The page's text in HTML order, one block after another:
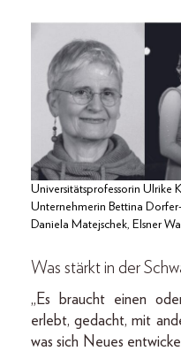
Universitätsprofessorin Ulrike
Unternehmerin Bettina
Daniela Matejschek, Elsner
Was stärkt in der
„Es braucht einen
erlebt, gedacht, mit
was sich Neues